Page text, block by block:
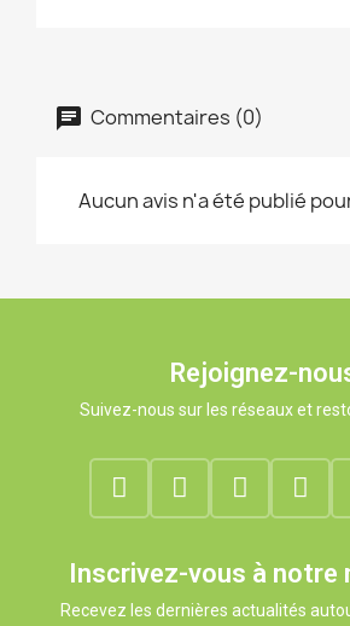
Commentaires (0)
Aucun avis n'a été publié
Rejoignez-
Suivez-nous sur les réseaux et
Inscrivez-vous à notre
Recevez les dernières actualités